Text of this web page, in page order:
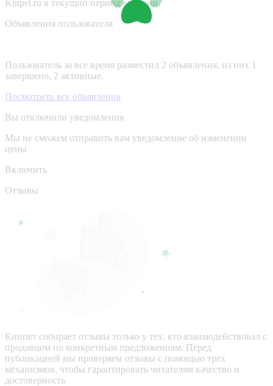
Kinpet.ru в текущий период времени.
Объявления пользователя
Пользователь за все время разместил 2 объявления, из них 1
завершено, 2 активные.
Посмотреть все объявления
Вы отключили уведомления
Мы не сможем отправить вам уведомление об изменении
цены
Включить
Отзывы
Кинпет собирает отзывы только у тех, кто взаимодействовал с
продавцом по конкретным предложениям. Перед
публикацией мы проверяем отзывы с помощью трёх
механизмов, чтобы гарантировать читателям качество и
достоверность